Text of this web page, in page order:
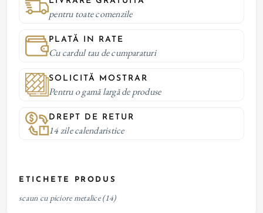
pentru toate comenzile
PLATĂ IN RATE
Cu cardul tau de cumparaturi
SOLICITĂ MOSTRAR
Pentru o gamă largă de produse
DREPT DE RETUR
14 zile calendaristice
ETICHETE PRODUS
scaun cu piciore metalice (14)